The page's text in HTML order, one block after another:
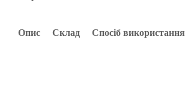
Опис Склад Спосіб використання